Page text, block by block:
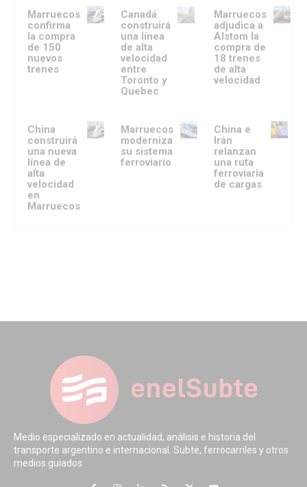
Marruecos
confirma
la compra
de 150
nuevos
trenes
Canadá
construirá
una línea
de alta
velocidad
entre
Toronto y
Quebec
Marruecos
adjudica a
Alstom la
compra de
18 trenes
de alta
velocidad
China
construirá
una nueva
línea de
alta
velocidad
en
Marruecos
Marruecos
moderniza
su sistema
ferroviario
China e
Irán
relanzan
una ruta
ferroviaria
de cargas
Medio especializado en actualidad, análisis e historia del
transporte argentino e internacional. Subte, ferrocarriles y otros
medios guiados.